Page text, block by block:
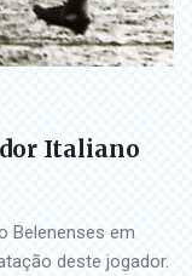
Italiano
Belenenses em
deste jogador.